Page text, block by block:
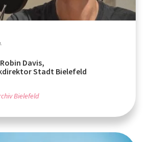
Davis,
Stadt Bielefeld
Bielefeld